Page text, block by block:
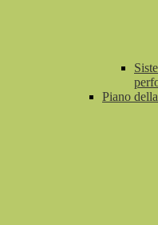
Piano